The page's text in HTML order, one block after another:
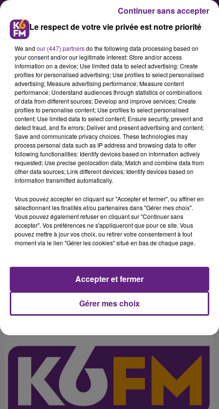
Les cafés débats régionaux
débarquent en Côte d'Or
Du lundi 4 au vendredi 15 avril
s'organisent dans la région
Bourgogne â Franche â Comté, des
cafés débats sous l'initiative de
doivent àªtre l'occasion pour la
Présidente du Conseil régional de
Franche-Comté de relancer les
discussions entre élus et habitants
région pour
Publié : 7 avril 2016 à 14h15 par Franck Pelloux
Le respect de votre vie privée est notre priorité
We and our (447) partnersdo the following data processing based on
your consent and/or our legitimate interest: Store and/or access
information on a device; Use limited data to select advertising; Create
profiles for personalised advertising; Use profiles to select personalised
advertising; Measure advertising performance; Measure content
performance; Understand audiences through statistics or combinations
of data from different sources; Develop and improve services; Create
profiles to personalise content; Use profiles to select personalised
content; Use limited data to select content; Ensure security, prevent and
detect fraud, and fix errors; Deliver and present advertising and content;
Save and communicate privacy choices. These technologies may
process personal data such as IP address and browsing data to offer
following functionalities: Identify devices based on information actively
requested; Use precise geolocation data; Match and combine data from
other data sources; Link different devices; Identify devices based on
information transmitted automatically.
Vous pouvez accepter en cliquant sur "Accepter et fermer", ou affiner en
sélectionnant les finalités et/ou partenaires dans "Gérer mes choix".
Vous pouvez également refuser en cliquant sur "Continuer sans
accepter". Vos préférences ne s'appliqueront que pour ce site. Vous
pouvez mettre à jour vos choix, ou retirer votre consentement à tout
moment via le lien "Gérer les cookies" situé en bas de chaque page.
Gérer mes choix
Accepter et fermer
Continuer sans accepter